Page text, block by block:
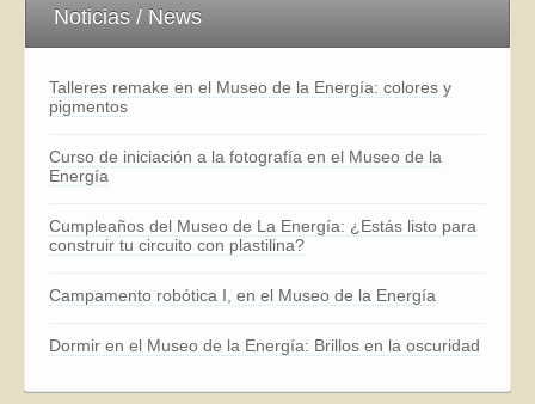
Noticias / News
Talleres remake en el Museo de la Energía: colores y
pigmentos
Curso de iniciación a la fotografía en el Museo de la
Energía
Cumpleaños del Museo de La Energía: ¿Estás listo para
construir tu circuito con plastilina?
Campamento robótica I, en el Museo de la Energía
Dormir en el Museo de la Energía: Brillos en la oscuridad